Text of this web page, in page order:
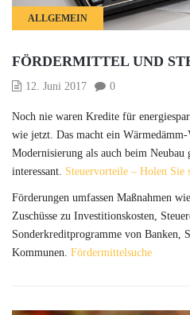
ALLGEMEIN
FÖRDERMITTEL UND
12. Juni 2017 0
Noch nie waren Kredite für
wie jetzt. Das macht ein
Modernisierung als auch beim Neubau
interessant. Steuervorteile – Holen Sie
Förderungen umfassen Maßnahmen
Zuschüsse zu Investitionskosten,
Sonderkreditprogramme von Banken,
Kommunen. Fördermittelsuche